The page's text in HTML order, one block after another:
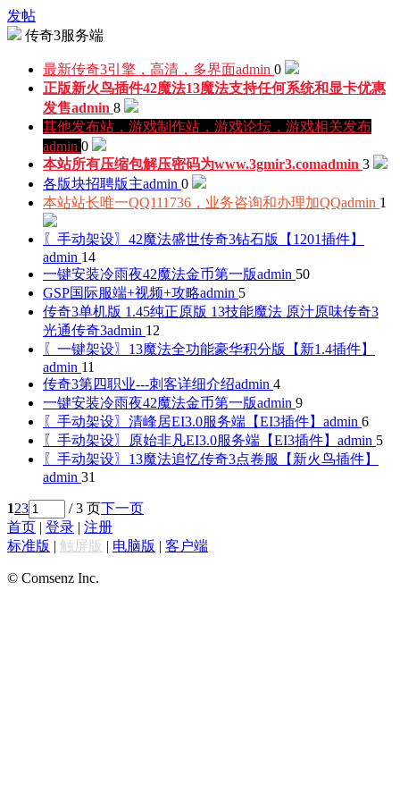
发帖
传奇3服务端
最新传奇3引擎，高清，多界面admin 0
正版新火鸟插件42魔法13魔法支持任何系统和显卡优惠
发售admin 8
其他发布站，游戏制作站，游戏论坛，游戏相关发布
admin 0
本站所有压缩包解压密码为www.3gmir3.comadmin 3
各版块招聘版主admin 0
本站站长唯一QQ111736，业务咨询和办理加QQadmin 1
〖手动架设〗42魔法盛世传奇3钻石版【1201插件】
admin 14
一键安装冷雨夜42魔法金币第一版admin 50
GSP国际服端+视频+攻略admin 5
传奇3单机版 1.45纯正原版 13技能魔法 原汁原味传奇3
光通传奇3admin 12
〖一键架设〗13魔法全功能豪华积分版【新1.4插件】
admin 11
传奇3第四职业---刺客详细介绍admin 4
一键安装冷雨夜42魔法金币第一版admin 9
〖手动架设〗清峰居EI3.0服务端【EI3插件】 admin 6
〖手动架设〗原始非凡EI3.0服务端【EI3插件】 admin 5
〖手动架设〗13魔法追忆传奇3点卷服【新火鸟插件】
admin 31
123 / 3 页下一页
首页 | 登录 | 注册
标准版 | 触屏版 | 电脑版 | 客户端
© Comsenz Inc.